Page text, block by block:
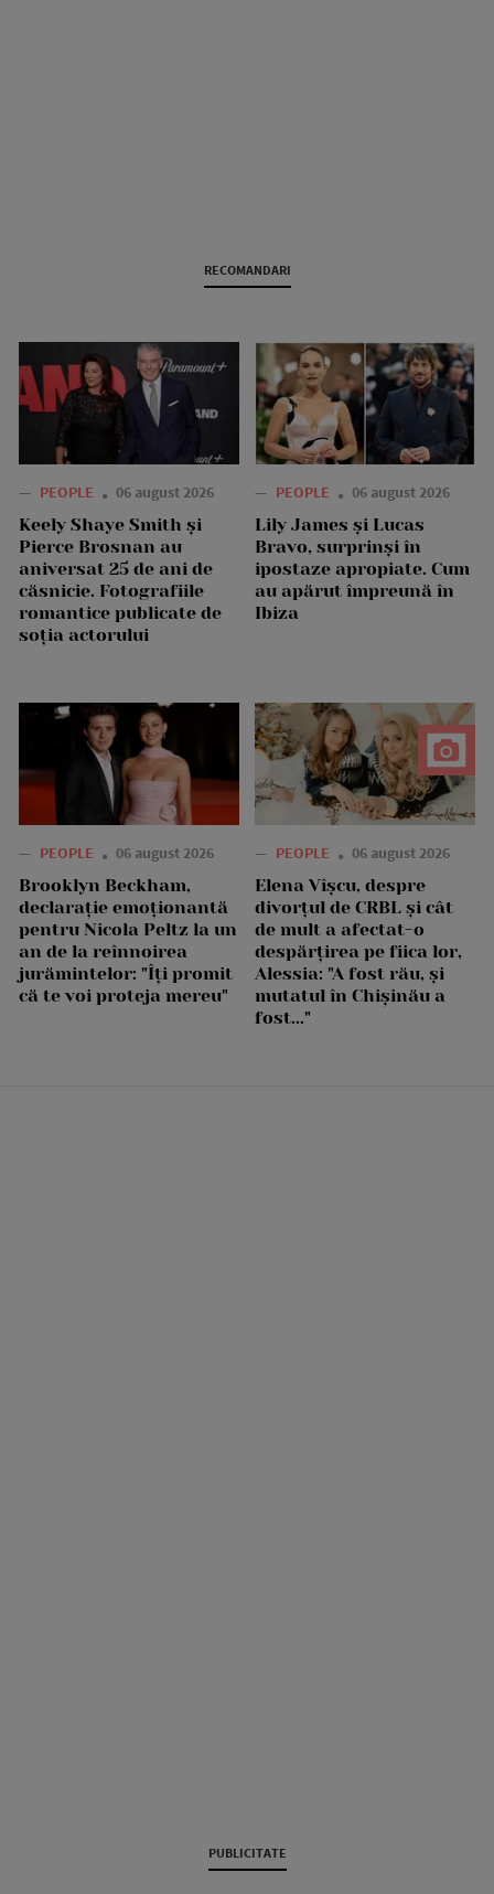
RECOMANDARI
— PEOPLE 06 august 2026
Keely Shaye Smith și
Pierce Brosnan au
aniversat 25 de ani de
căsnicie. Fotografiile
romantice publicate de
soția actorului
— PEOPLE 06 august 2026
Lily James și Lucas
Bravo, surprinși în
ipostaze apropiate. Cum
au apărut împreună în
Ibiza
— PEOPLE 06 august 2026
Brooklyn Beckham,
declarație emoționantă
pentru Nicola Peltz la un
an de la reînnoirea
jurămintelor: "Îți promit
că te voi proteja mereu"
— PEOPLE 06 august 2026
Elena Vîșcu, despre
divorțul de CRBL și cât
de mult a afectat-o
despărțirea pe fiica lor,
Alessia: "A fost rău, și
mutatul în Chișinău a
fost..."
PUBLICITATE